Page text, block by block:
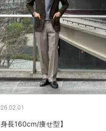
身長160cm/痩せ型】